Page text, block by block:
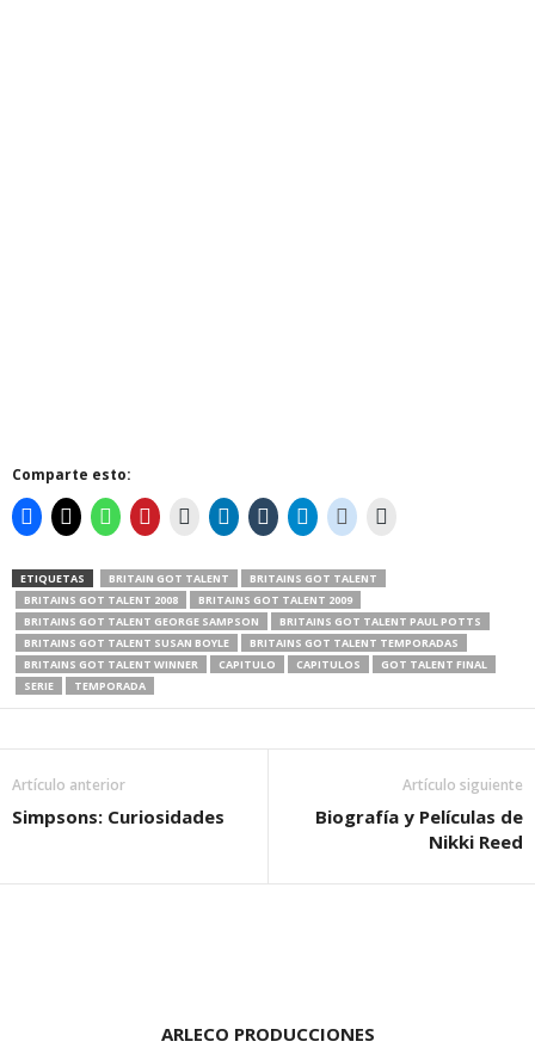
Comparte esto:
ETIQUETAS BRITAIN GOT TALENT
BRITAINS GOT TALENT
BRITAINS GOT TALENT 2008
BRITAINS GOT TALENT 2009
BRITAINS GOT TALENT GEORGE SAMPSON
BRITAINS GOT TALENT PAUL POTTS
BRITAINS GOT TALENT SUSAN BOYLE
BRITAINS GOT TALENT TEMPORADAS
BRITAINS GOT TALENT WINNER
CAPITULO CAPITULOS
GOT TALENT FINAL
SERIE
TEMPORADA
Artículo anterior
Simpsons: Curiosidades
Artículo siguiente
Biografía y Películas de
Nikki Reed
ARLECO PRODUCCIONES